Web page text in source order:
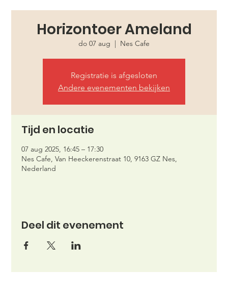
Horizontoer Ameland
do 07 aug
  |
Nes Cafe
Registratie is afgesloten
Andere evenementen bekijken
Tijd en locatie
07 aug 2025, 16:45 – 17:30
Nes Cafe, Van Heeckerenstraat 10, 9163 GZ Nes,
Nederland
Deel dit evenement